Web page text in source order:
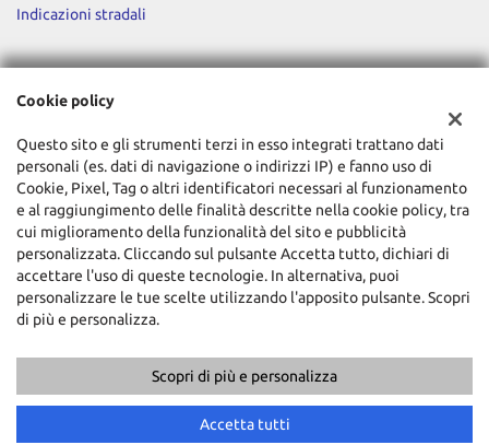
Indicazioni stradali
Dati fiscali:
STAR MOTORS SRL
Via Verona ,1/A Cernusco sul Naviglio (MI)
C.F/P.IVA:11196640962
Registro delle imprese:MI
Copyright © 2026 GestionaleAuto.com S.r.l., Tutti i diritti riservati -
Leggi l'informativa sulla privacy-Cookie Policy
GestionaleAuto.com
Cookie policy
Questo sito e gli strumenti terzi in esso integrati trattano dati
personali (es. dati di navigazione o indirizzi IP) e fanno uso di
Cookie, Pixel, Tag o altri identificatori necessari al funzionamento
e al raggiungimento delle finalità descritte nella cookie policy, tra
cui miglioramento della funzionalità del sito e pubblicità
personalizzata. Cliccando sul pulsante Accetta tutto, dichiari di
accettare l'uso di queste tecnologie. In alternativa, puoi
personalizzare le tue scelte utilizzando l'apposito pulsante. Scopri
di più e personalizza.
Scopri di più e personalizza
Accetta tutti